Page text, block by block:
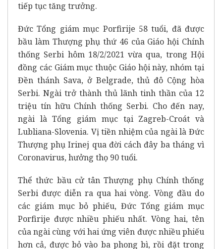
tiếp tục tăng trưởng.
Đức Tổng giám mục Porfirije 58 tuổi, đã được
bầu làm Thượng phụ thứ 46 của Giáo hội Chính
thống Serbi hôm 18/2/2021 vừa qua, trong Hội
đồng các Giám mục thuộc Giáo hội này, nhóm tại
Đền thánh Sava, ở Belgrade, thủ đô Cộng hòa
Serbi. Ngài trở thành thủ lãnh tinh thần của 12
triệu tín hữu Chính thống Serbi. Cho đến nay,
ngài là Tổng giám mục tại Zagreb-Croát và
Lubliana-Slovenia. Vị tiền nhiệm của ngài là Đức
Thượng phụ Irinej qua đời cách đây ba tháng vì
Coronavirus, hưởng thọ 90 tuổi.
Thể thức bầu cử tân Thượng phụ Chính thống
Serbi được diễn ra qua hai vòng. Vòng đầu do
các giám mục bỏ phiếu, Đức Tổng giám mục
Porfirije được nhiều phiếu nhất. Vòng hai, tên
của ngài cùng với hai ứng viên được nhiều phiếu
hơn cả, được bỏ vào ba phong bì, rồi đặt trong